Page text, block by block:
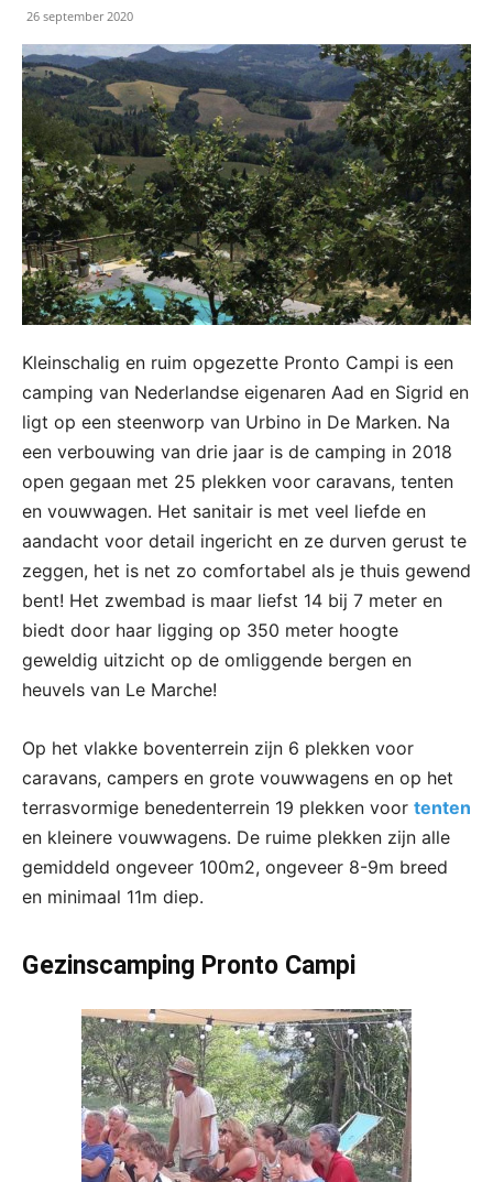
26 september 2020
Kleinschalig en ruim opgezette Pronto Campi is een
camping van Nederlandse eigenaren Aad en Sigrid en
ligt op een steenworp van Urbino in De Marken. Na
een verbouwing van drie jaar is de camping in 2018
open gegaan met 25 plekken voor caravans, tenten
en vouwwagen. Het sanitair is met veel liefde en
aandacht voor detail ingericht en ze durven gerust te
zeggen, het is net zo comfortabel als je thuis gewend
bent! Het zwembad is maar liefst 14 bij 7 meter en
biedt door haar ligging op 350 meter hoogte
geweldig uitzicht op de omliggende bergen en
heuvels van Le Marche!
Op het vlakke boventerrein zijn 6 plekken voor
caravans, campers en grote vouwwagens en op het
terrasvormige benedenterrein 19 plekken voor tenten
en kleinere vouwwagens. De ruime plekken zijn alle
gemiddeld ongeveer 100m2, ongeveer 8-9m breed
en minimaal 11m diep.
Gezinscamping Pronto Campi